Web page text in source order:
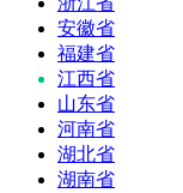
安徽省
福建省
江西省
山东省
河南省
湖北省
湖南省